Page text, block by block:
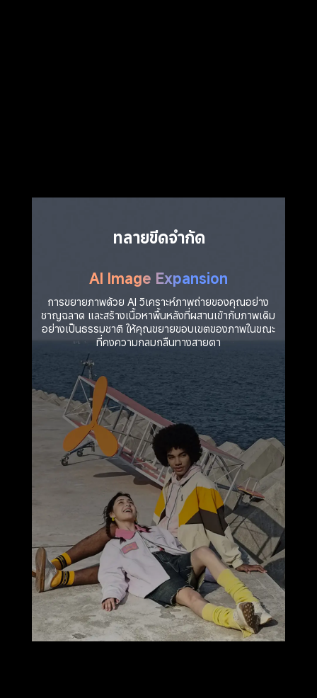
ทลายขีดจำกัด
AI Image Expansion
การขยายภาพด้วย AI วิเคราะห์ภาพถ่ายของคุณอย่าง
ชาญฉลาด และสร้างเนื้อหาพื้นหลังที่ผสานเข้ากับภาพเดิม
อย่างเป็นธรรมชาติ ให้คุณขยายขอบเขตของภาพในขณะ
ที่คงความกลมกลืนทางสายตา